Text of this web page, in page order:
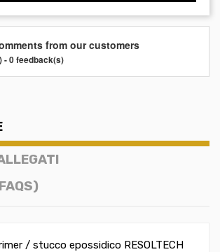
from our customers
- 0 feedback(s)
/ stucco epossidico RESOLTECH